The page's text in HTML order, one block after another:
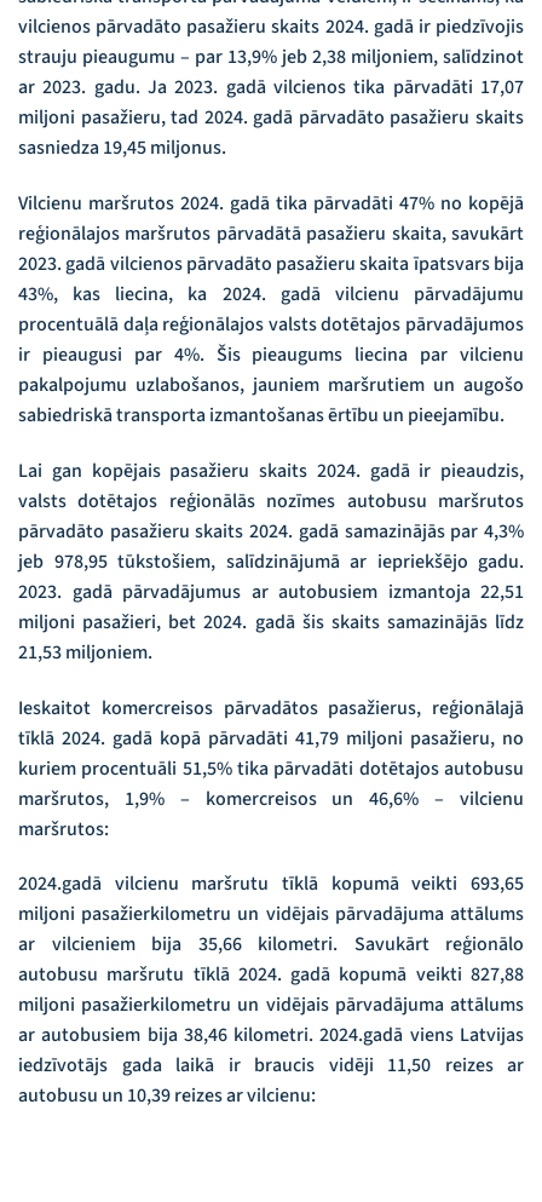
vilcienos pārvadāto pasažieru skaits 2024. gadā ir piedzīvojis
strauju pieaugumu – par 13,9% jeb 2,38 miljoniem, salīdzinot
ar 2023. gadu. Ja 2023. gadā vilcienos tika pārvadāti 17,07
miljoni pasažieru, tad 2024. gadā pārvadāto pasažieru skaits
sasniedza 19,45 miljonus.
Vilcienu maršrutos 2024. gadā tika pārvadāti 47% no kopējā
reģionālajos maršrutos pārvadātā pasažieru skaita, savukārt
2023. gadā vilcienos pārvadāto pasažieru skaita īpatsvars bija
43%, kas liecina, ka 2024. gadā vilcienu pārvadājumu
procentuālā daļa reģionālajos valsts dotētajos pārvadājumos
ir pieaugusi par 4%. Šis pieaugums liecina par vilcienu
pakalpojumu uzlabošanos, jauniem maršrutiem un augošo
sabiedriskā transporta izmantošanas ērtību un pieejamību.
Lai gan kopējais pasažieru skaits 2024. gadā ir pieaudzis,
valsts dotētajos reģionālās nozīmes autobusu maršrutos
pārvadāto pasažieru skaits 2024. gadā samazinājās par 4,3%
jeb 978,95 tūkstošiem, salīdzinājumā ar iepriekšējo gadu.
2023. gadā pārvadājumus ar autobusiem izmantoja 22,51
miljoni pasažieri, bet 2024. gadā šis skaits samazinājās līdz
21,53 miljoniem.
Ieskaitot komercreisos pārvadātos pasažierus, reģionālajā
tīklā 2024. gadā kopā pārvadāti 41,79 miljoni pasažieru, no
kuriem procentuāli 51,5% tika pārvadāti dotētajos autobusu
maršrutos, 1,9% – komercreisos un 46,6% – vilcienu
maršrutos:
2024.gadā vilcienu maršrutu tīklā kopumā veikti 693,65
miljoni pasažierkilometru un vidējais pārvadājuma attālums
ar vilcieniem bija 35,66 kilometri. Savukārt reģionālo
autobusu maršrutu tīklā 2024. gadā kopumā veikti 827,88
miljoni pasažierkilometru un vidējais pārvadājuma attālums
ar autobusiem bija 38,46 kilometri. 2024.gadā viens Latvijas
iedzīvotājs gada laikā ir braucis vidēji 11,50 reizes ar
autobusu un 10,39 reizes ar vilcienu: